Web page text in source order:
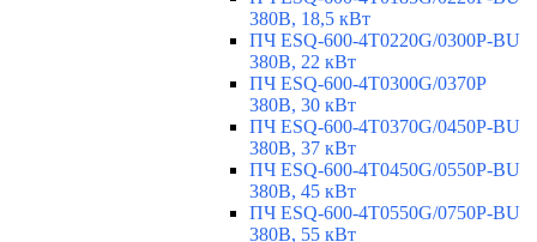
380В, 18,5 кВт
ПЧ ESQ-600-4T0220G/0300P-BU
380В, 22 кВт
ПЧ ESQ-600-4T0300G/0370P
380В, 30 кВт
ПЧ ESQ-600-4T0370G/0450P-BU
380В, 37 кВт
ПЧ ESQ-600-4T0450G/0550P-BU
380В, 45 кВт
ПЧ ESQ-600-4T0550G/0750P-BU
380В, 55 кВт